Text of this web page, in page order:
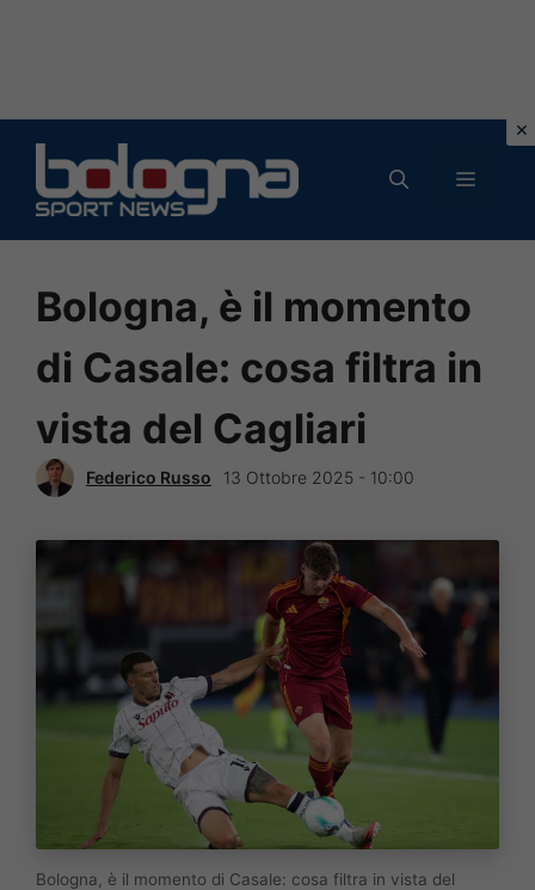
contenuto
MENU
Bologna, è il momento
di Casale: cosa filtra in
vista del Cagliari
Federico Russo 13 Ottobre 2025 - 10:00
Bologna, è il momento di Casale: cosa filtra in vista del